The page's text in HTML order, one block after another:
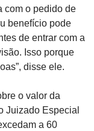
com o pedido de
benefício pode
de entrar com a
Isso porque
disse ele.
o valor da
Juizado Especial
a 60